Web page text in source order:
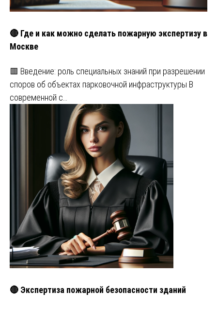
🔴 Где и как можно сделать пожарную экспертизу в
Москве
🟥 Введение: роль специальных знаний при разрешении
споров об объектах парковочной инфраструктуры В
современной с…
🔴 Экспертиза пожарной безопасности зданий